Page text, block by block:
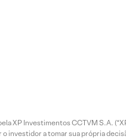
XP Investimentos CCTVM S.A.
investidor a tomar sua própria